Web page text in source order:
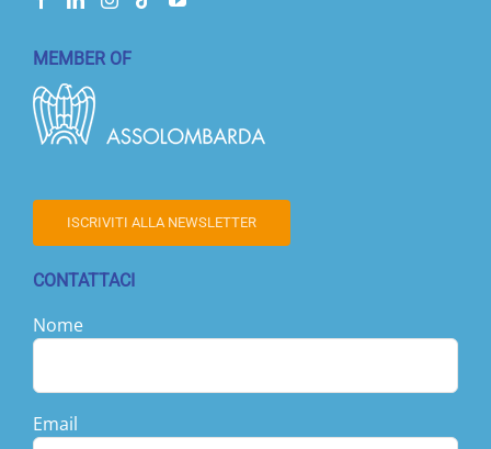
MEMBER OF
ISCRIVITI ALLA NEWSLETTER
CONTATTACI
Nome
Email